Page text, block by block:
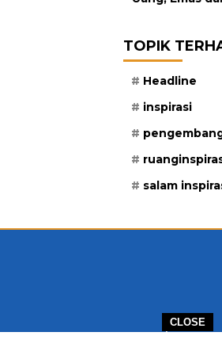
CLOSE
TOPIK
Headline
inspirasi
salam
INFO IKLAN DAN KERJASAMA